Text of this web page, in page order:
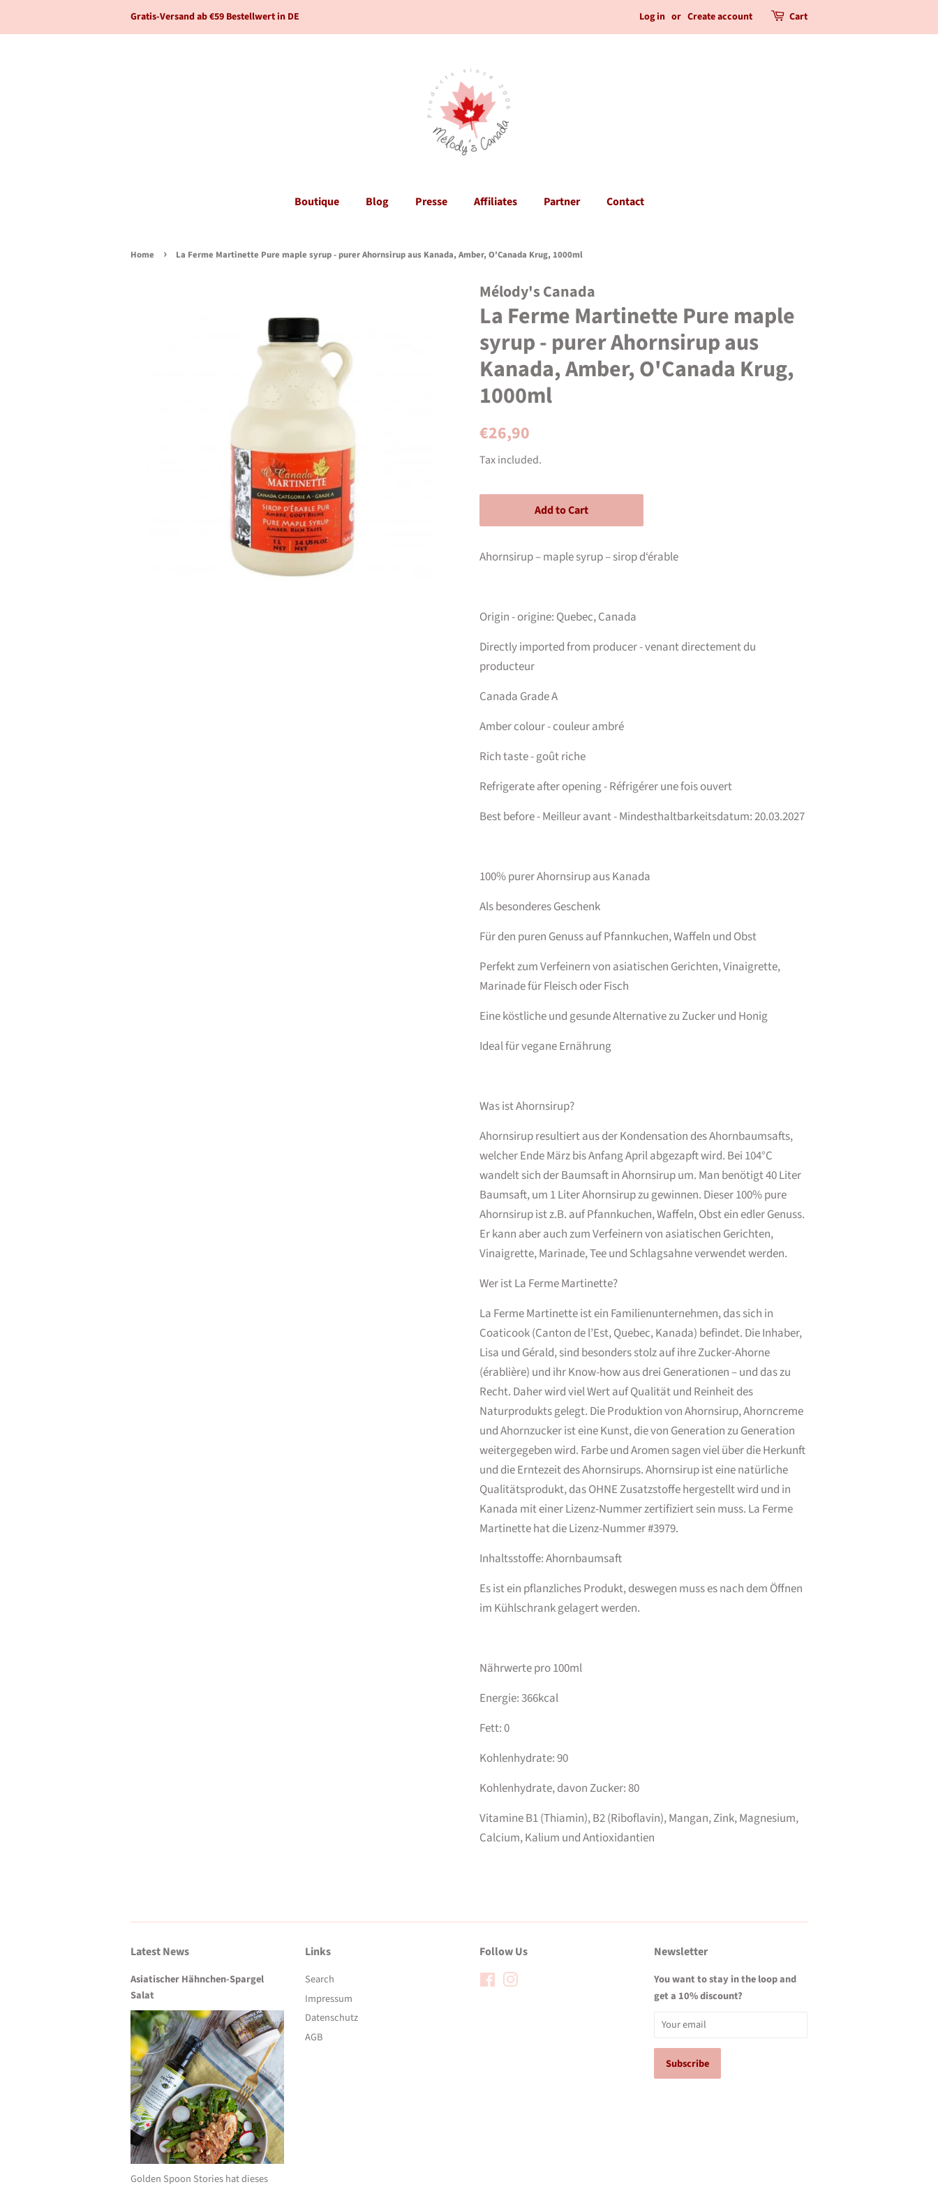
Gratis-Versand ab €59 Bestellwert in DE Log in or Create account Cart
Boutique Blog Presse Affiliates Partner Contact
Home › La Ferme Martinette Pure maple syrup - purer Ahornsirup aus Kanada, Amber, O'Canada Krug, 1000ml
Mélody's Canada
La Ferme Martinette Pure maple
syrup - purer Ahornsirup aus
Kanada, Amber, O'Canada Krug,
1000ml
Regular
€26,90
Tax included.
Add to Cart
Ahornsirup – maple syrup – sirop d‘érable
Origin - origine: Quebec, Canada
Directly imported from producer - venant directement du
producteur
Canada Grade A
Amber colour - couleur ambré
Rich taste - goût riche
Refrigerate after opening - Réfrigérer une fois ouvert
Best before - Meilleur avant - Mindesthaltbarkeitsdatum: 20.03.2027
100% purer Ahornsirup aus Kanada
Als besonderes Geschenk
Für den puren Genuss auf Pfannkuchen, Waffeln und Obst
Perfekt zum Verfeinern von asiatischen Gerichten, Vinaigrette,
Marinade für Fleisch oder Fisch
Eine köstliche und gesunde Alternative zu Zucker und Honig
Ideal für vegane Ernährung
Was ist Ahornsirup?
Ahornsirup resultiert aus der Kondensation des Ahornbaumsafts,
welcher Ende März bis Anfang April abgezapft wird. Bei 104°C
wandelt sich der Baumsaft in Ahornsirup um. Man benötigt 40 Liter
Baumsaft, um 1 Liter Ahornsirup zu gewinnen. Dieser 100% pure
Ahornsirup ist z.B. auf Pfannkuchen, Waffeln, Obst ein edler Genuss.
Er kann aber auch zum Verfeinern von asiatischen Gerichten,
Vinaigrette, Marinade, Tee und Schlagsahne verwendet werden.
Wer ist La Ferme Martinette?
La Ferme Martinette ist ein Familienunternehmen, das sich in
Coaticook (Canton de l’Est, Quebec, Kanada) befindet. Die Inhaber,
Lisa und Gérald, sind besonders stolz auf ihre Zucker-Ahorne
(érablière) und ihr Know-how aus drei Generationen – und das zu
Recht. Daher wird viel Wert auf Qualität und Reinheit des
Naturprodukts gelegt. Die Produktion von Ahornsirup, Ahorncreme
und Ahornzucker ist eine Kunst, die von Generation zu Generation
weitergegeben wird. Farbe und Aromen sagen viel über die Herkunft
und die Erntezeit des Ahornsirups. Ahornsirup ist eine natürliche
Qualitätsprodukt, das OHNE Zusatzstoffe hergestellt wird und in
Kanada mit einer Lizenz-Nummer zertifiziert sein muss. La Ferme
Martinette hat die Lizenz-Nummer #3979.
Inhaltsstoffe: Ahornbaumsaft
Es ist ein pflanzliches Produkt, deswegen muss es nach dem Öffnen
im Kühlschrank gelagert werden.
Nährwerte pro 100ml
Energie: 366kcal
Fett: 0
Kohlenhydrate: 90
Kohlenhydrate, davon Zucker: 80
Vitamine B1 (Thiamin), B2 (Riboflavin), Mangan, Zink, Magnesium,
Calcium, Kalium und Antioxidantien
Latest News
Asiatischer Hähnchen-Spargel
Salat
Golden Spoon Stories hat dieses
Links
Search
Impressum
Datenschutz
AGB
Follow Us
Facebook
Newsletter
You want to stay in the loop and
get a 10% discount?